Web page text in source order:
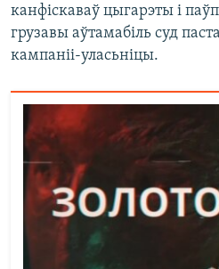
канфіскаваў цыгарэты і
грузавы аўтамабіль суд
кампаніі-уласьніцы.